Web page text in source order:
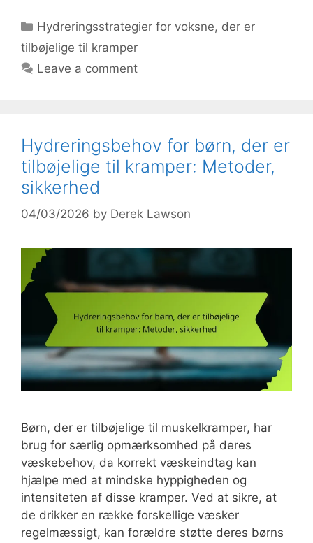
Categories
Hydreringsstrategier for voksne, der er
tilbøjelige til kramper
Leave a comment
Hydreringsbehov for børn, der er
tilbøjelige til kramper: Metoder,
sikkerhed
04/03/2026 by Derek Lawson
Børn, der er tilbøjelige til muskelkramper, har
brug for særlig opmærksomhed på deres
væskebehov, da korrekt væskeindtag kan
hjælpe med at mindske hyppigheden og
intensiteten af disse kramper. Ved at sikre, at
de drikker en række forskellige væsker
regelmæssigt, kan forældre støtte deres børns